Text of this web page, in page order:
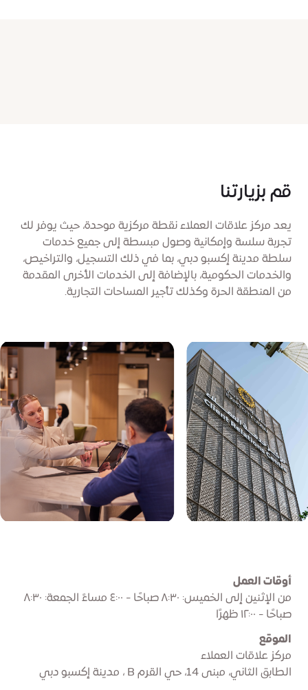
قم بزيارتنا
يعد مركز علاقات العملاء نقطة مركزية موحدة، حيث يوفر لك
تجربة سلسة وإمكانية وصول مبسطة إلى جميع خدمات
سلطة مدينة إكسبو دبي، بما في ذلك التسجيل، والتراخيص،
والخدمات الحكومية، بالإضافة إلى الخدمات الأخرى المقدمة
من المنطقة الحرة وكذلك تأجير المساحات التجارية.
أوقات العمل
من الإثنين إلى الخميس: ٨:٣٠ صباحًا - ٤:٠٠ مساءً الجمعة: ٨:٣٠
صباحًا - ١٢:٠٠ ظهرًا
الموقع
مركز علاقات العملاء
الطابق الثاني، مبنى 14، حي القرم B ، مدينة إكسبو دبي